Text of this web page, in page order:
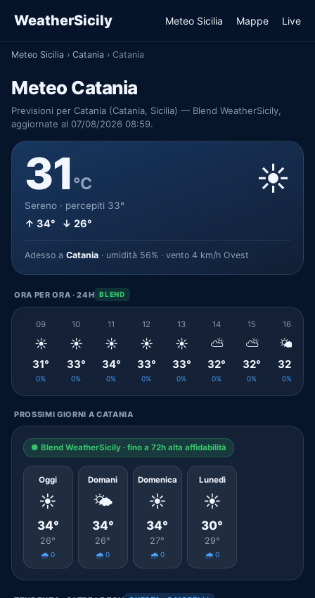
WeatherSicily Meteo Sicilia Mappe Live
Meteo Sicilia › Catania › Catania
Meteo Catania
Previsioni per Catania (Catania, Sicilia) — Blend WeatherSicily,
aggiornate al 07/08/2026 08:59.
31°C
Sereno · percepiti 33°
↑ 34° ↓ 26°
☀️
Adesso a Catania · umidità 56% · vento 4 km/h Ovest
ORA PER ORA · 24H BLEND
09
☀️
31°
0%
10
☀️
33°
0%
11
☀️
34°
0%
12
☀️
33°
0%
13
☀️
33°
0%
14
⛅
32°
0%
15
⛅
32°
0%
16
🌤️
32°
0%
PROSSIMI GIORNI A CATANIA
● Blend WeatherSicily · fino a 72h alta affidabilità
Oggi
☀️
34°
26°
🌧️ 0
Domani
🌤️
34°
26°
🌧️ 0
Domenica
☀️
34°
27°
🌧️ 0
Lunedì
☀️
30°
29°
🌧️ 0